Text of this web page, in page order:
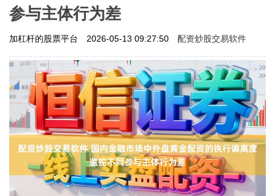
参与主体行为差
加杠杆的股票平台 2026-05-13 09:27:50 配资炒股交易软件